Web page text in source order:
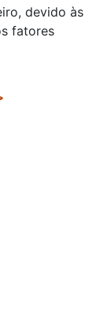
devido às
fatores